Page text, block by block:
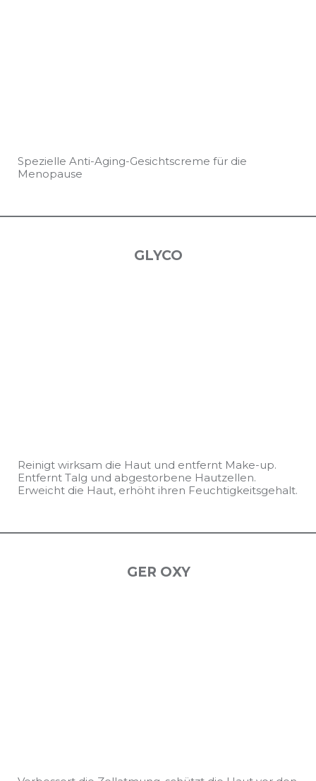
Spezielle Anti-Aging-Gesichtscreme für die
Menopause
GLYCO
Reinigt wirksam die Haut und entfernt Make-up.
Entfernt Talg und abgestorbene Hautzellen.
Erweicht die Haut, erhöht ihren Feuchtigkeitsgehalt.
GER OXY